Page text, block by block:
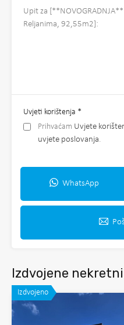
Uvjeti korištenja *
Prihvaćam Uvjete
uvjete poslovanja.
WhatsApp
Izdvojene
Izdvojeno